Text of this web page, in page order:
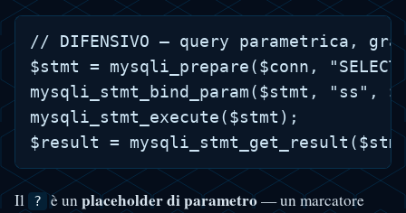
// DIFENSIVO — query parametrica,
$stmt = mysqli_prepare($conn, "SELECT
mysqli_stmt_bind_param($stmt, "ss",
mysqli_stmt_execute($stmt);
Il ? è unplaceholder di parametro— un marcatore